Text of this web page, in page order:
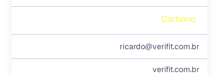
Carbono
ricardo@verifit.com.br
verifit.com.br